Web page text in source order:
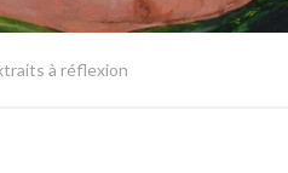
à réflexion